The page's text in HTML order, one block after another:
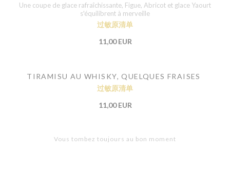
Une coupe de glace rafraîchissante, Figue, Abricot et glace Yaourt
s'équilibrent à merveille
过敏原清单
11,00 EUR
TIRAMISU AU WHISKY, QUELQUES FRAISES
过敏原清单
11,00 EUR
Vous tombez toujours au bon moment